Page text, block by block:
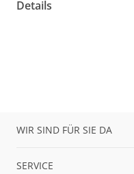
Details
WIR SIND FÜR SIE DA
SERVICE